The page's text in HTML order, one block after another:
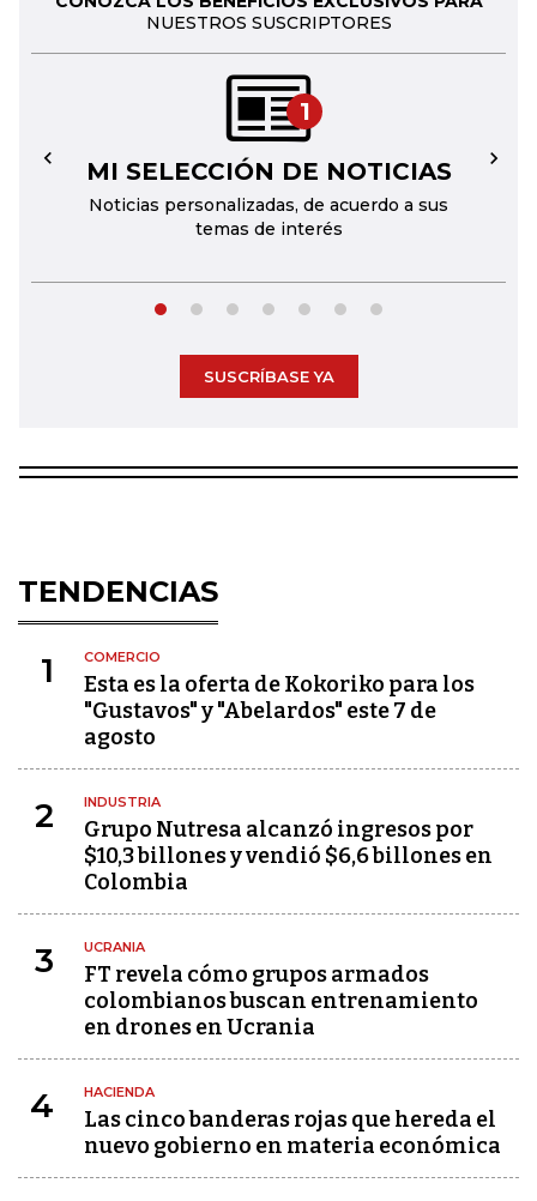
NUESTROS SUSCRIPTORES
1
MI SELECCIÓN DE NOTICIAS
Noticias personalizadas, de acuerdo a sus
temas de interés
← →
SUSCRÍBASE YA
TENDENCIAS
1 COMERCIO
Esta es la oferta de Kokoriko para los
"Gustavos" y "Abelardos" este 7 de
agosto
2 INDUSTRIA
Grupo Nutresa alcanzó ingresos por
$10,3 billones y vendió $6,6 billones en
Colombia
3 UCRANIA
FT revela cómo grupos armados
colombianos buscan entrenamiento
en drones en Ucrania
4 HACIENDA
Las cinco banderas rojas que hereda el
nuevo gobierno en materia económica